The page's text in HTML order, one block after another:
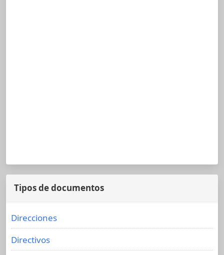
Tipos de documentos
Direcciones
Directivos